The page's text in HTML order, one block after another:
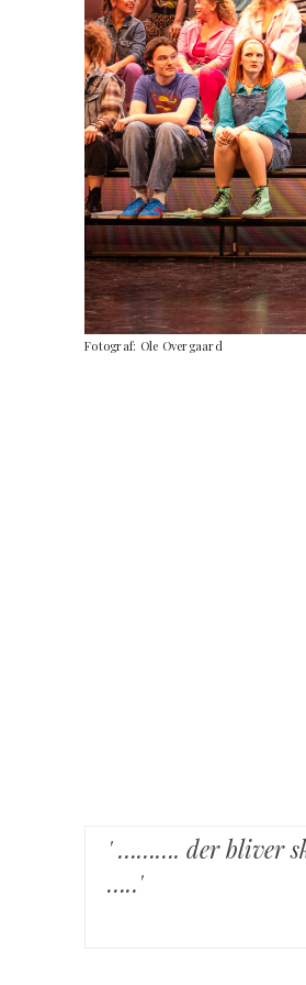
Fotograf: Ole Overgaard
' ………. der bliver
…..'